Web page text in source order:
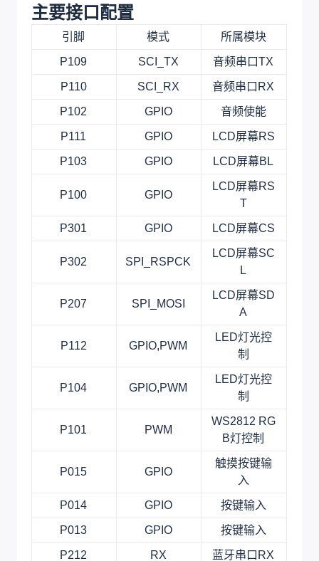
主要接口配置
引脚 模式 所属模块
P109 SCI_TX 音频串口TX
P110 SCI_RX 音频串口RX
P102 GPIO 音频使能
P111 GPIO LCD屏幕RS
P103 GPIO LCD屏幕BL
P100 GPIO
LCD屏幕RS
T
P301 GPIO LCD屏幕CS
P302 SPI_RSPCK
LCD屏幕SC
L
P207 SPI_MOSI
LCD屏幕SD
A
P112 GPIO,PWM
LED灯光控
制
P104 GPIO,PWM
LED灯光控
制
P101 PWM
WS2812 RG
B灯控制
P015 GPIO
触摸按键输
入
P014 GPIO 按键输入
P013 GPIO 按键输入
P212 RX 蓝牙串口RX